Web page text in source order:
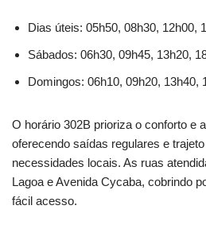
Dias úteis: 05h50, 08h30, 12h00,
Sábados: 06h30, 09h45, 13h20,
Domingos: 06h10, 09h20, 13h40,
O horário 302B prioriza o conforto e
oferecendo saídas regulares e
necessidades locais. As ruas
Lagoa e Avenida Cycaba, cobrindo
fácil acesso.